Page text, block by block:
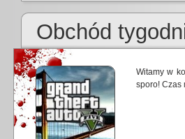
Obchód
Witamy w
sporo! Czas